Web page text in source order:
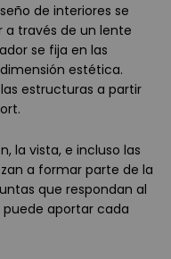
de interiores se
través de un lente
se fija en las
estética.
estructuras a partir
la vista, e incluso las
a formar parte de la
que respondan al
aportar cada